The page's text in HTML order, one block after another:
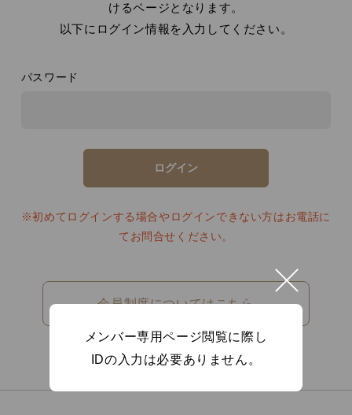
けるページとなります。
以下にログイン情報を入力してください。
パスワード
※初めてログインする場合やログインできない方はお電話に
てお問合せください。
会員制度についてはこちら
メンバー専用ページ閲覧に際し
IDの入力は必要ありません。